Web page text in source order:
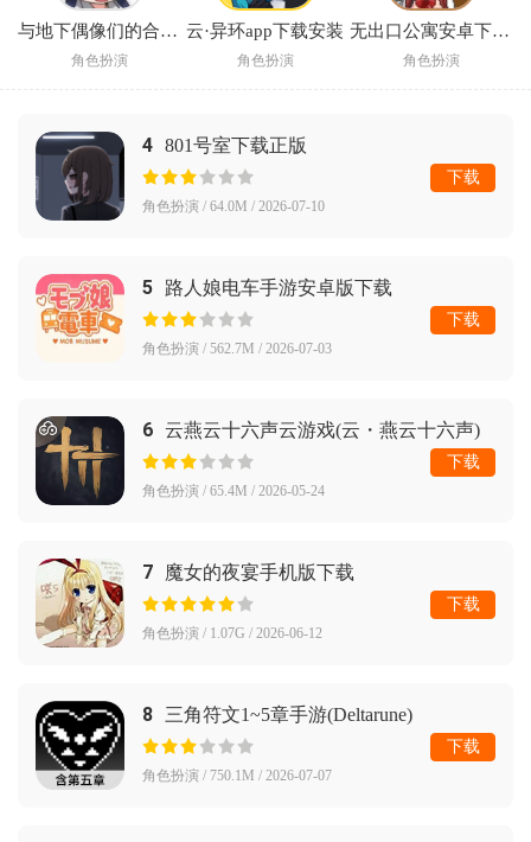
与地下偶像们的合宿生活手游
角色扮演
云·异环app下载安装
角色扮演
无出口公寓安卓下载汉化版2026
角色扮演
4 801号室下载正版
角色扮演 / 64.0M / 2026-07-10
下载
5 路人娘电车手游安卓版下载
角色扮演 / 562.7M / 2026-07-03
下载
6 云燕云十六声云游戏(云・燕云十六声)
角色扮演 / 65.4M / 2026-05-24
下载
7 魔女的夜宴手机版下载
角色扮演 / 1.07G / 2026-06-12
下载
8 三角符文1~5章手游(Deltarune)
角色扮演 / 750.1M / 2026-07-07
下载